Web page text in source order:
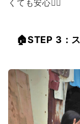
くても安心🙆‍♀️
🏠STEP 3：